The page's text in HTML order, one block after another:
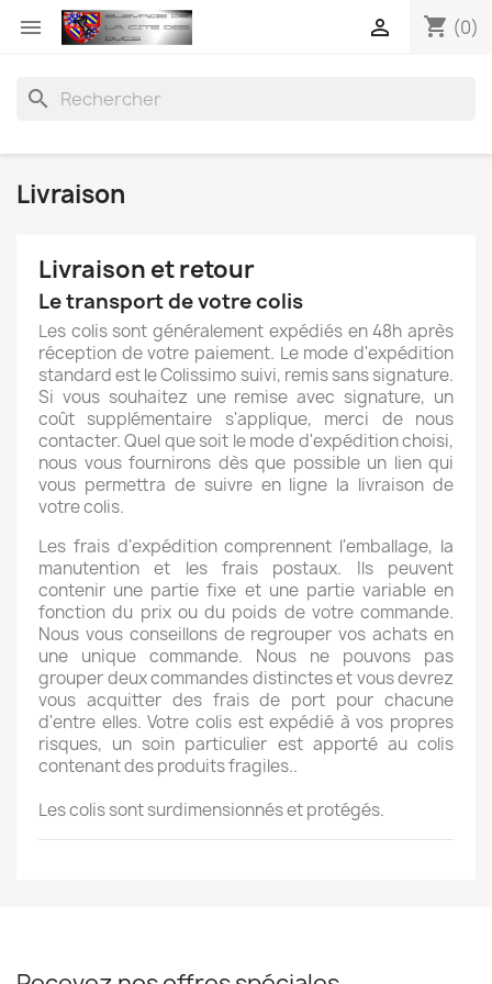
 shopping_cart (0)

search
Livraison
Livraison et retour
Le transport de votre colis
Les colis sont généralement expédiés en 48h après
réception de votre paiement. Le mode d'expédition
standard est le Colissimo suivi, remis sans signature.
Si vous souhaitez une remise avec signature, un
coût supplémentaire s'applique, merci de nous
contacter. Quel que soit le mode d'expédition choisi,
nous vous fournirons dès que possible un lien qui
vous permettra de suivre en ligne la livraison de
votre colis.
Les frais d'expédition comprennent l'emballage, la
manutention et les frais postaux. Ils peuvent
contenir une partie fixe et une partie variable en
fonction du prix ou du poids de votre commande.
Nous vous conseillons de regrouper vos achats en
une unique commande. Nous ne pouvons pas
grouper deux commandes distinctes et vous devrez
vous acquitter des frais de port pour chacune
d'entre elles. Votre colis est expédié à vos propres
risques, un soin particulier est apporté au colis
contenant des produits fragiles..
Les colis sont surdimensionnés et protégés.